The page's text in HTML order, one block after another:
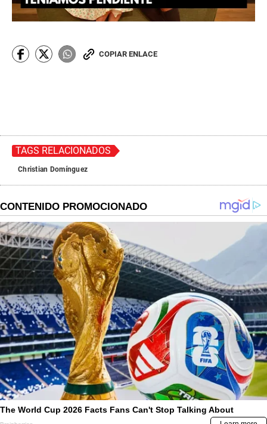
COPIAR ENLACE
TAGS RELACIONADOS
Christian Domínguez